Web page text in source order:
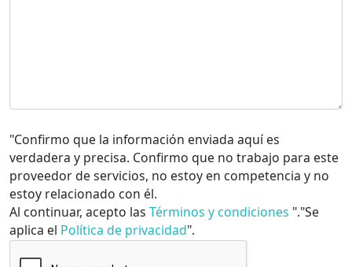
"Confirmo que la información enviada aquí es
verdadera y precisa. Confirmo que no trabajo para este
proveedor de servicios, no estoy en competencia y no
estoy relacionado con él.
Al continuar, acepto las Términos y condiciones "."Se
aplica el Política de privacidad".